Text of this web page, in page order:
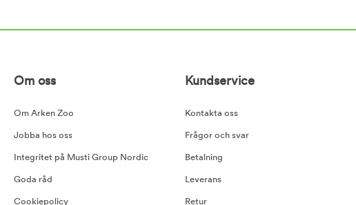
Om oss
Om Arken Zoo
Jobba hos oss
Integritet på Musti Group Nordic
Goda råd
Cookiepolicy
Kundservice
Kontakta oss
Frågor och svar
Betalning
Leverans
Retur